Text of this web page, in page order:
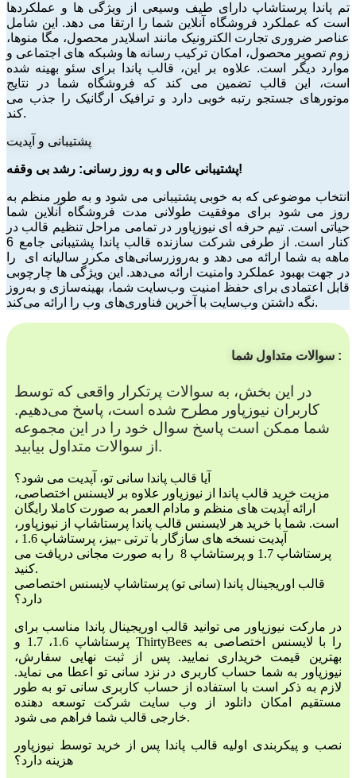
تم پاندا پرستاشاپ دارای طیف وسیعی از ویژگی ها و عملکردها
است که عملکرد فروشگاه آنلاین شما را ارتقا می دهد. این شامل
عناصر ضروری تجارت الکترونیک مانند اسلایدر محصول، مگا منوها،
زوم تصویر محصول، امکان ترکیب رسانه ها وشبکه های اجتماعی و
موارد دیگر است. علاوه بر این، قالب پاندا برای سئو بهینه شده
است، این قالب تضمین می کند که فروشگاه شما در نتایج
موتورهای جستجو رتبه خوبی دارد و ترافیک ارگانیک را جذب می
کند.
پشتیبانی و آپدیت
پشتیبانی عالی و به روز رسانی: رشد بی وقفه!
انتخاب موضوعی که به خوبی پشتیبانی می شود و به طور منظم به
روز می شود برای موفقیت طولانی مدت فروشگاه آنلاین شما
حیاتی است. تیم حرفه ای نیوزپاور در تمامی مراحل تنظیم قالب در
کنار است. از طرفی شرکت سازنده قالب پاندا پشتیبانی جامع 6
ماهه به شما ارائه می دهد و به‌روزرسانی‌های مکرر سالیانه ای را
در جهت بهبود عملکرد وامنیت ارائه می‌دهد. این ویژگی ها چارچوبی
قابل اعتمادی برای حفظ امنیت وب‌سایت شما، بهینه‌سازی و به‌روز
نگه داشتن وب‌سایت با آخرین فناوری‌های وب را ارائه می‌کند.
سوالات متداول شما :
در این بخش، به سوالات پرتکرار واقعی که توسط
کاربران نیوزپاور مطرح شده است، پاسخ می‌دهیم.
شما ممکن است پاسخ سوال خود را در این مجموعه
از سوالات متداول بیابید.
آیا قالب پاندا سانی تو، آپدیت می شود؟
مزیت خرید قالب پاندا از نیوزپاور علاوه بر لایسنس اختصاصی،
ارائه آپدیت های منظم و مادام العمر به صورت کاملا رایگان
است. شما با خرید هر لایسنس قالب پاندا پرستاشاپ از نیوزپاور،
آپدیت نسخه های سازگار با ترتی -بیز، پرستاشاپ 1.6 ،
پرستاشاپ 1.7 و پرستاشاپ 8 را به صورت مجانی دریافت می
کنید.
قالب اوریجینال پاندا (سانی تو) پرستاشاپ لایسنس اختصاصی
دارد؟
در مارکت نیوزپاور می توانید قالب اوریجینال پاندا مناسب برای
پرستاشاپ 1.6، 1.7 و ThirtyBees را با لایسنس اختصاصی به
بهترین قیمت خریداری نمایید. پس از ثبت نهایی سفارش،
نیوزپاور به شما حساب کاربری در نزد سانی تو اعطا می نماید.
لازم به ذکر است با استفاده از حساب کاربری سانی تو به طور
مستقیم امکان دانلود از وب سایت شرکت توسعه دهنده
خارجی قالب شما فراهم می شود.
نصب و پیکربندی اولیه قالب پاندا پس از خرید توسط نیوزپاور
هزینه دارد؟